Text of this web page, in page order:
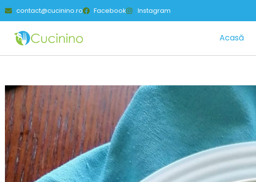
contact@cucinino.ro Facebook Instagram
Acasă